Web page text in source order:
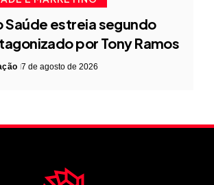
Saúde estreia segundo
por Tony Ramos
7 de agosto de 2026